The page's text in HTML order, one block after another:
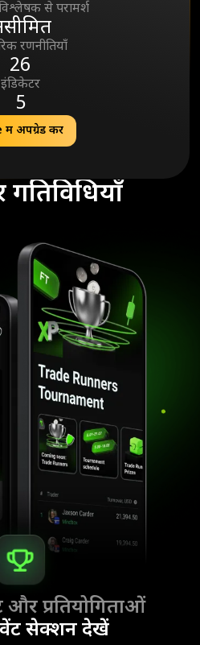
से परामर्श
रणनीतियाँ
26
इंडिकेटर
5
में अपग्रेड करें
और प्रतियोगिताओं
सेक्शन देखें